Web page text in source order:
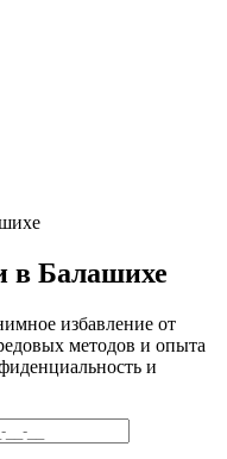
в Балашихе
избавление от
методов и опыта
и